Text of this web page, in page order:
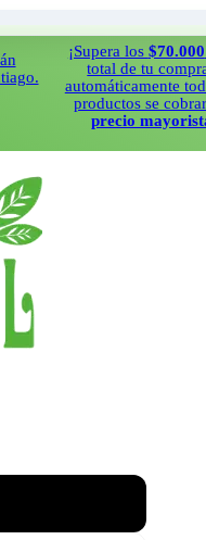
¡Supera los$70.000en el
total de tu compra y
automáticamente todos tus
productos se cobraran a
precio mayorista!